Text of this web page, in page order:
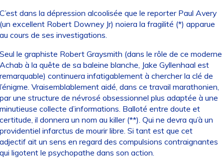
dans la dépression alcoolisée que le reporter Paul Avery
excellent Robert Downey Jr) noiera la fragilité (*) apparue
cours de ses investigations.
le graphiste Robert Graysmith (dans le rôle de ce moderne
à la quête de sa baleine blanche, Jake Gyllenhaal est
continuera infatigablement à chercher la clé de
Vraisemblablement aidé, dans ce travail marathonien,
une structure de névrosé obsessionnel plus adaptée à une
collecte d’informations. Balloté entre doute et
il donnera un nom au killer (**). Qui ne devra qu’à un
infarctus de mourir libre. Si tant est que cet
ait un sens en regard des compulsions contraignantes
ligotent le psychopathe dans son action.